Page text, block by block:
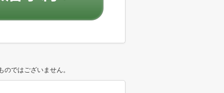
ではございません。